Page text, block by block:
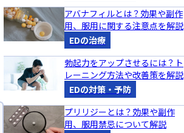
アバナフィルとは？効果や副作
用、服用に関する注意点を解説
EDの治療
勃起力をアップさせるには？ト
レーニング方法や改善策を解説
EDの対策・予防
プリリジーとは？効果や副作
用、服用禁忌について解説